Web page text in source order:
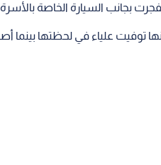
بجانب السيارة الخاصة
توفيت علياء في لحظتها بينما